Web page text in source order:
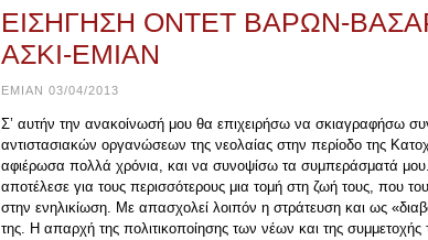
ΕΙΣΗΓΗΣΗ ΟΝΤΕΤ ΒΑΡΩΝ-
ΑΣΚΙ-ΕΜΙΑΝ
EMIAN 03/04/2013
Σ’ αυτήν την ανακοίνωσή μου θα επιχειρήσω να σκιαγραφήσω
αντιστασιακών οργανώσεων της νεολαίας στην περίοδο της
αφιέρωσα πολλά χρόνια, και να συνοψίσω τα συμπεράσματά μου.
αποτέλεσε για τους περισσότερους μια τομή στη ζωή τους, που
στην ενηλικίωση. Με απασχολεί λοιπόν η στράτευση και ως
της. Η απαρχή της πολιτικοποίησης των νέων και της συμμετοχής